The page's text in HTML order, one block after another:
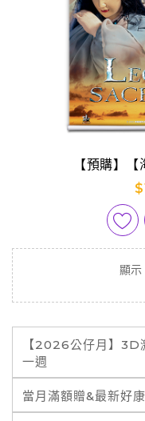
【預購】
顯
【2026公仔月】3D
一週
當月滿額贈&最新好康